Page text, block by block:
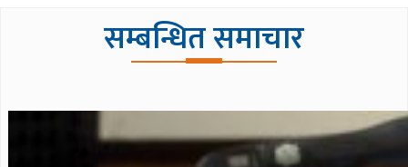
सम्बन्धित समाचार